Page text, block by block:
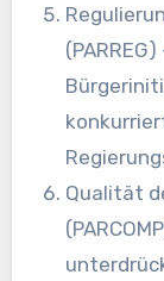
Qualität